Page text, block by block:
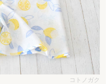
コトノガク